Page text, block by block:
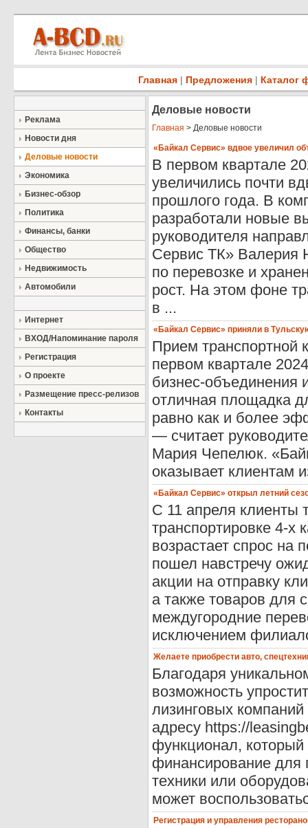
Главная | Предложения | Каталог
Реклама
Новости дня
Деловые новости
Экономика
Бизнес-обзор
Политика
Финансы, банки
Общество
Недвижимость
Автомобили
Интернет
ВХОД/Напоминание пароля
Регистрация
О проекте
Размещение пресс-релизов
Контакты
Деловые новости
Главная > Деловые новости
«Байкал Сервис» вдвое увеличил
В первом квартале
увеличились почти
прошлого года. В
разработали новые
руководителя
Сервис ТК» Валерия
по перевозке и
рост. На этом фоне
в ...
«Байкал Сервис» приняли в
Прием транспортной
первом квартале
бизнес-объединения
отличная площадка
равно как и более
— считает
Мария Чепелюк.
оказывает клиентам
«Байкал Сервис» открыл летний
С 11 апреля клиенты
транспортировке 4-х
возрастает спрос на
пошел навстречу
акции на отправку
а также товаров для
междугородние
исключением
Желаете приобрести авто,
Благодаря
возможность
лизинговых
адресу https://
функционал, который
финансирование для
техники или
может
Регистрация и управления